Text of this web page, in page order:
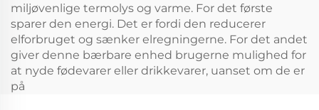
miljøvenlige termolys og varme. For det første
sparer den energi. Det er fordi den reducerer
elforbruget og sænker elregningerne. For det andet
giver denne bærbare enhed brugerne mulighed for
at nyde fødevarer eller drikkevarer, uanset om de er
på